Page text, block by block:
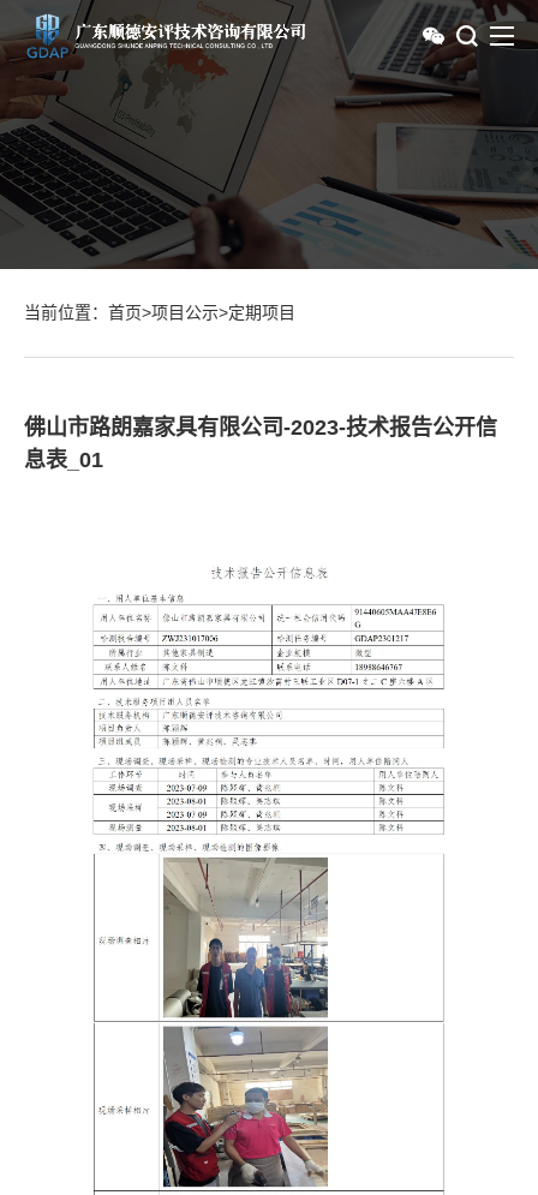
当前位置： 首页>项目公示>定期项目
佛山市路朗嘉家具有限公司-2023-技术报告公开信
息表_01